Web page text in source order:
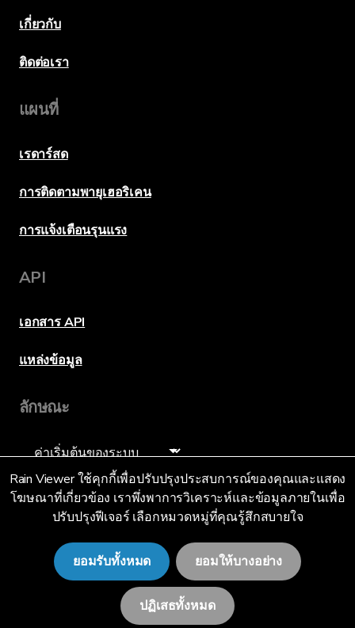
Rain Viewer ใช้คุกกี้เพื่อปรับปรุงประสบการณ์ของคุณและแสดง
โฆษณาที่เกี่ยวข้อง เราพึ่งพาการวิเคราะห์และข้อมูลภายในเพื่อ
ปรับปรุงฟีเจอร์ เลือกหมวดหมู่ที่คุณรู้สึกสบายใจ
ยอมรับทั้งหมด ยอมให้บางอย่าง
ปฏิเสธทั้งหมด
เกี่ยวกับ
ติดต่อเรา
แผนที่
เรดาร์สด
การติดตามพายุเฮอริเคน
การแจ้งเตือนรุนแรง
API
เอกสาร API
แหล่งข้อมูล
ลักษณะ
ภาษา
แบบไทย (TH)
© 2026 RainViewer,MeteoLab Inc.